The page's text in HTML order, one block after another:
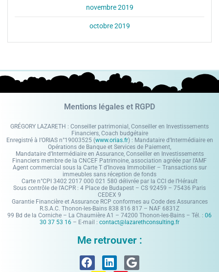
novembre 2019
octobre 2019
Mentions légales et RGPD
GRÉGORY LAZARETH : Conseiller patrimonial, Conseiller en Investissements
Financiers, Coach budgétaire
Enregistré à l’ORIAS n°19003525 (www.orias.fr) : Mandataire d’Intermédiaire en
Opérations de Banque et Services de Paiement,
Mandataire d’Intermédiaire en Assurance, Conseiller en Investissements
Financiers membre de la CNCEF Patrimoine, association agréée par l’AMF
Agent commercial sous la Carte T d’Inovea Immobilier – Transactions sur
immeubles sans réception de fonds
Carte n°CPI 3402 2017 000 021 580 délivrée par la CCI de l’Hérault
Sous contrôle de l’ACPR : 4 Place de Budapest – CS 92459 – 75436 Paris
CEDEX 9
Garantie Financière et Assurance RCP conformes au Code des Assurances
R.S.A.C. Thonon-les-Bains 838 816 817 – NAF 6831Z
99 Bd de la Corniche – La Chaumière A1 – 74200 Thonon-les-Bains – Tél. : 06
30 37 53 16 – E-mail : contact@lazarethconsulting.fr
Me retrouver :